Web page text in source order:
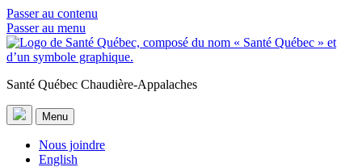
Passer au contenu
Passer au menu
Santé Québec Chaudière-Appalaches
Menu
Nous joindre
English